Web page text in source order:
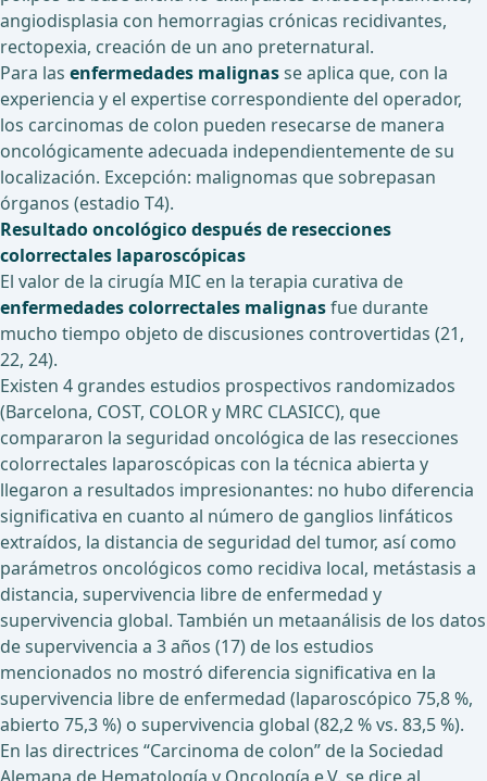
angiodisplasia con hemorragias crónicas recidivantes,
rectopexia, creación de un ano preternatural.
Para las enfermedades malignasse aplica que, con la
experiencia y el expertise correspondiente del operador,
los carcinomas de colon pueden resecarse de manera
oncológicamente adecuada independientemente de su
localización. Excepción: malignomas que sobrepasan
órganos (estadio T4).
Resultado oncológico después de resecciones
colorrectales laparoscópicas
El valor de la cirugía MIC en la terapia curativa de
enfermedades colorrectales malignasfue durante
mucho tiempo objeto de discusiones controvertidas (21,
22, 24).
Existen 4 grandes estudios prospectivos randomizados
(Barcelona, COST, COLOR y MRC CLASICC), que
compararon la seguridad oncológica de las resecciones
colorrectales laparoscópicas con la técnica abierta y
llegaron a resultados impresionantes: no hubo diferencia
significativa en cuanto al número de ganglios linfáticos
extraídos, la distancia de seguridad del tumor, así como
parámetros oncológicos como recidiva local, metástasis a
distancia, supervivencia libre de enfermedad y
supervivencia global. También un metaanálisis de los datos
de supervivencia a 3 años (17) de los estudios
mencionados no mostró diferencia significativa en la
supervivencia libre de enfermedad (laparoscópico 75,8 %,
abierto 75,3 %) o supervivencia global (82,2 % vs. 83,5 %).
En las directrices “Carcinoma de colon” de la Sociedad